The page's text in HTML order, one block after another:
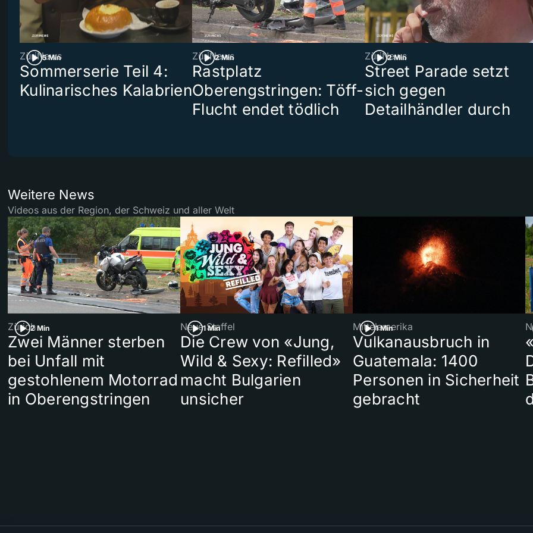
5 Min
ZüriNews
Sommerserie Teil 4:
Kulinarisches Kalabrien
2 Min
ZüriNews
Rastplatz
Oberengstringen: Töff-
Flucht endet tödlich
2 Min
ZüriNews
Street Parade setzt
sich gegen
Detailhändler durch
Weitere News
Videos aus der Region, der Schweiz und aller Welt
2 Min
Zürich
Zwei Männer sterben
bei Unfall mit
gestohlenem Motorrad
in Oberengstringen
1 Min
Neue Staffel
Die Crew von «Jung,
Wild & Sexy: Refilled»
macht Bulgarien
unsicher
1 Min
Mittelamerika
Vulkanausbruch in
Guatemala: 1400
Personen in Sicherheit
gebracht